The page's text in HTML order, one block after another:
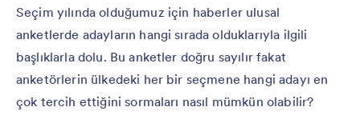
Seçim yılında olduğumuz için haberler ulusal
anketlerde adayların hangi sırada olduklarıyla ilgili
başlıklarla dolu. Bu anketler doğru sayılır fakat
anketörlerin ülkedeki her bir seçmene hangi adayı en
çok tercih ettiğini sormaları nasıl mümkün olabilir?